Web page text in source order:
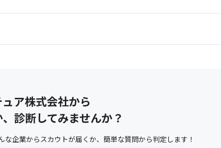
ア株式会社から
診断してみませんか？
な企業からスカウトが届くか、 簡単な質問から判定します！